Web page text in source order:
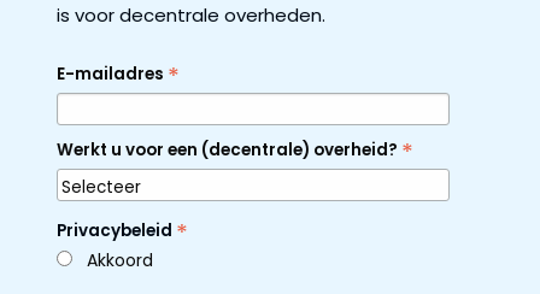
is voor decentrale overheden.
E-mailadres *
Werkt u voor een (decentrale) overheid? *
Privacybeleid *
Akkoord